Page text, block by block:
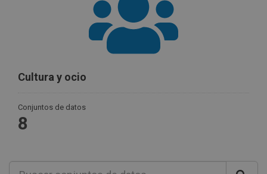
Cultura y ocio
Conjuntos de datos
8